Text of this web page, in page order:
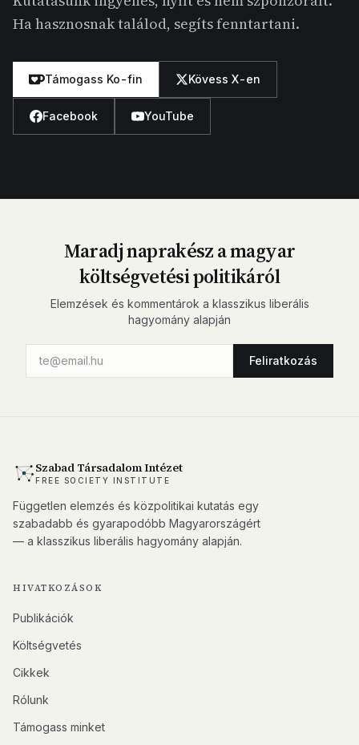
Ha hasznosnak találod, segíts fenntartani.
Támogass Ko-fin Kövess X-en
Facebook YouTube
Maradj naprakész a magyar
költségvetési politikáról
Elemzések és kommentárok a klasszikus liberális
hagyomány alapján
Feliratkozás
Szabad Társadalom Intézet
FREE SOCIETY INSTITUTE
Független elemzés és közpolitikai kutatás egy
szabadabb és gyarapodóbb Magyarországért
— a klasszikus liberális hagyomány alapján.
HIVATKOZÁSOK
Publikációk
Költségvetés
Cikkek
Rólunk
Támogass minket